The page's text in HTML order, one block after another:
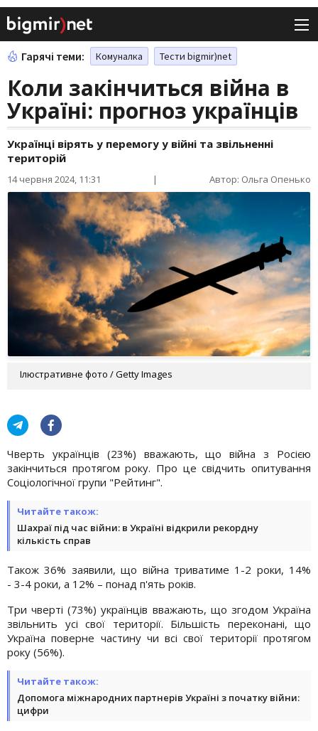
Гарячі теми: Комуналка Тести bigmir)net
Коли закінчиться війна в
Україні: прогноз українців
Українці вірять у перемогу у війні та звільненні
територій
14 червня 2024, 11:31 | Автор: Ольга Опенько
Ілюстративне фото / Getty Images
Чверть українців (23%) вважають, що війна з Росією
закінчиться протягом року. Про це свідчить опитування
Соціологічної групи "Рейтинг".
Читайте також:
Шахраї під час війни: в Україні відкрили рекордну
кількість справ
Також 36% заявили, що війна триватиме 1-2 роки, 14%
- 3-4 роки, а 12% – понад п'ять років.
Три чверті (73%) українців вважають, що згодом Україна
звільнить усі свої території. Більшість переконані, що
Україна поверне частину чи всі свої території протягом
року (56%).
Читайте також:
Допомога міжнародних партнерів Україні з початку війни:
цифри